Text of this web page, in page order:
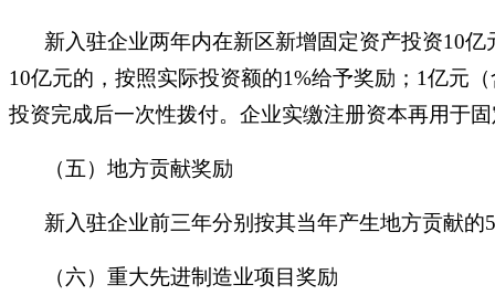
新入驻企业两年内在新区新增固定资产投资10
10亿元的，按照实际投资额的1%给予奖励；1亿元
投资完成后一次性拨付。企业实缴注册资本再用于
（五）地方贡献奖励
新入驻企业前三年分别按其当年产生地方贡献
（六）重大先进制造业项目奖励